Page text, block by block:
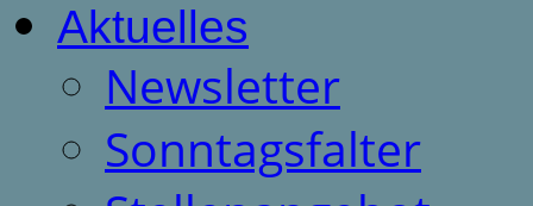
Aktuelles
Newsletter
Sonntagsfalter